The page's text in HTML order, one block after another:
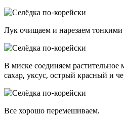
Лук очищаем и нарезаем тонкими
В миске соединяем растительное
сахар, уксус, острый красный и
Все хорошо перемешиваем.